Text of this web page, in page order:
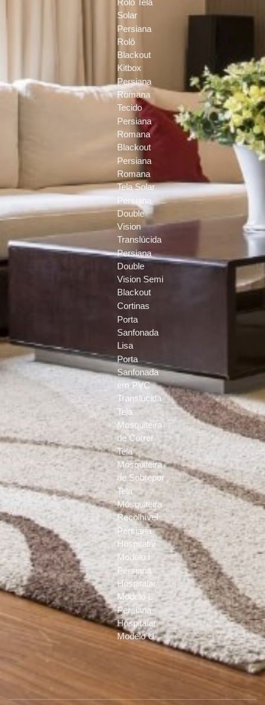
Rolô Tela
Solar
Persiana
Rolô
Blackout
Kitbox
Persiana
Romana
Tecido
Persiana
Romana
Blackout
Persiana
Romana
Tela Solar
Persiana
Double
Vision
Translúcida
Persiana
Double
Vision Semi
Blackout
Cortinas
Porta
Sanfonada
Lisa
Porta
Sanfonada
em PVC
Translúcida
Tela
Mosquiteira
de Correr
Tela
Mosquiteira
de Sobrepor
Tela
Mosquiteira
Recolhível
Persiana
Hospitalar
Modelo I
Persiana
Hospitalar
Modelo L
Persiana
Hospitalar
Modelo U